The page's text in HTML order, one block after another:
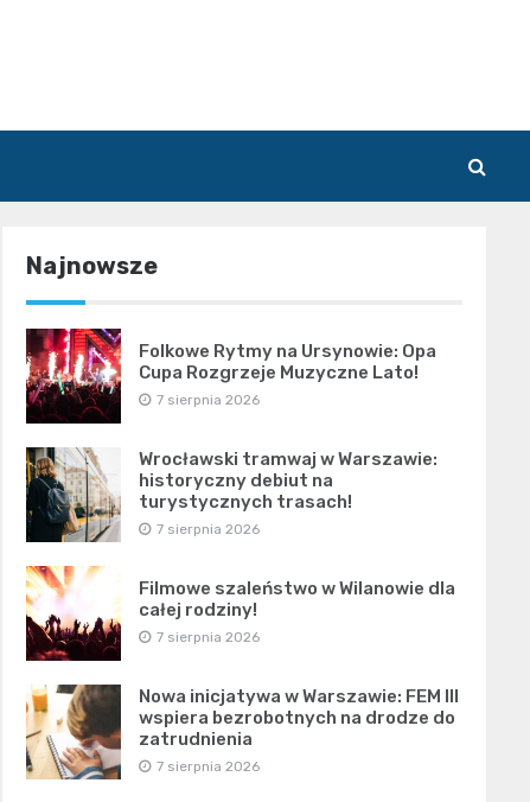
Najnowsze
Folkowe Rytmy na Ursynowie: Opa
Cupa Rozgrzeje Muzyczne Lato!
7 sierpnia 2026
Wrocławski tramwaj w Warszawie:
historyczny debiut na
turystycznych trasach!
7 sierpnia 2026
Filmowe szaleństwo w Wilanowie dla
całej rodziny!
7 sierpnia 2026
Nowa inicjatywa w Warszawie: FEM III
wspiera bezrobotnych na drodze do
zatrudnienia
7 sierpnia 2026